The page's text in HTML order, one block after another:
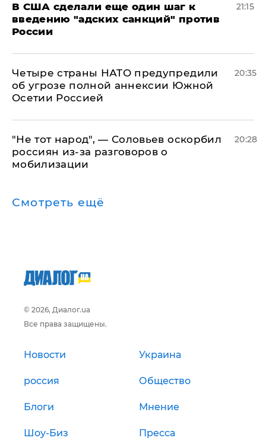
В США сделали еще один шаг к
введению "адских санкций" против
России
21:15
Четыре страны НАТО предупредили
об угрозе полной аннексии Южной
Осетии Россией
20:35
​"Не тот народ", — Соловьев оскорбил
россиян из-за разговоров о
мобилизации
20:28
Смотреть ещё
© 2026, Диалог.ua
Все права защищены.
Новости Украина
россия Общество
Блоги Мнение
Шоу-Биз Пресса